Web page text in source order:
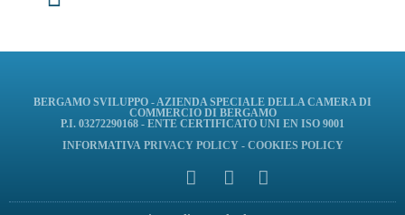
BERGAMO SVILUPPO - AZIENDA SPECIALE DELLA CAMERA DI
COMMERCIO DI BERGAMO
P.I. 03272290168 - ENTE CERTIFICATO UNI EN ISO 9001
INFORMATIVA PRIVACY POLICY- COOKIES POLICY